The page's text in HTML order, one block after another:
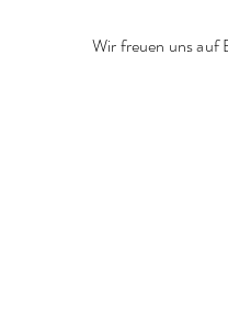
Wir freuen uns auf